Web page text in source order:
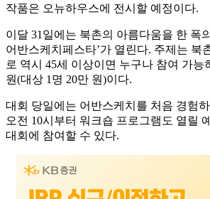
작품은 오뉴하우스에 전시할 예정이다.
이달 31일에는 북촌의 아름다움을 한 폭
어반스케치페스타’가 열린다. 주제는 북
로 역시 45세 이상이면 누구나 참여 가능
원(대상 1명 20만 원)이다.
대회 당일에는 어반스케치를 처음 경험
오전 10시부터 워크숍 프로그램도 열릴
대회에 참여할 수 있다.